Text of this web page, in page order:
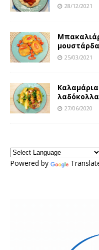
28/12/2021
25/03/2021
27/06/2020
Powered by